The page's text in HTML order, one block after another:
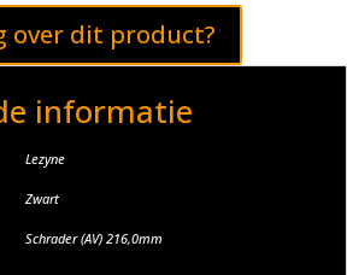
:
over dit product?
informatie
Lezyne
Zwart
Schrader (AV) 216,0mm